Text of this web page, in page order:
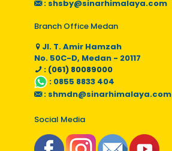
: shsby@sinarhimalaya.com
Branch Office Medan
Jl. T. Amir Hamzah
No. 50C-D, Medan - 20117
: (061) 80089000
: 0855 8833 404
: shmdn@sinarhimalaya.com
Social Media